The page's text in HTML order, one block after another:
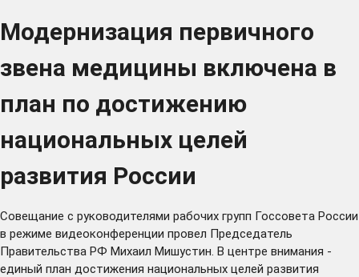
Модернизация первичного
звена медицины включена в
план по достижению
национальных целей
развития России
Совещание с руководителями рабочих групп Госсовета России
в режиме видеоконференции провел Председатель
Правительства РФ Михаил Мишустин. В центре внимания -
единый план достижения национальных целей развития